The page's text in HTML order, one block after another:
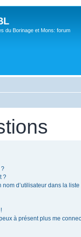
du Borinage et Mons: forum
?
?
d’utilisateur dans la liste
à présent plus me